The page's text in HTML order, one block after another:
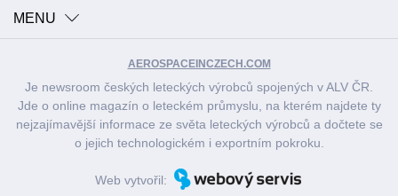
MENU
AEROSPACEINCZECH.COM
Je newsroom českých leteckých výrobců spojených v ALV ČR.
Jde o online magazín o leteckém průmyslu, na kterém najdete ty
nejzajímavější informace ze světa leteckých výrobců a dočtete se
o jejich technologickém i exportním pokroku.
Web vytvořil: